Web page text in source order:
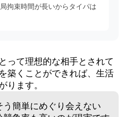
拘束時間が長いからタイパは
って理想的な相手とされて
築くことができれば、生活
ります。
う簡単にめぐり会えない